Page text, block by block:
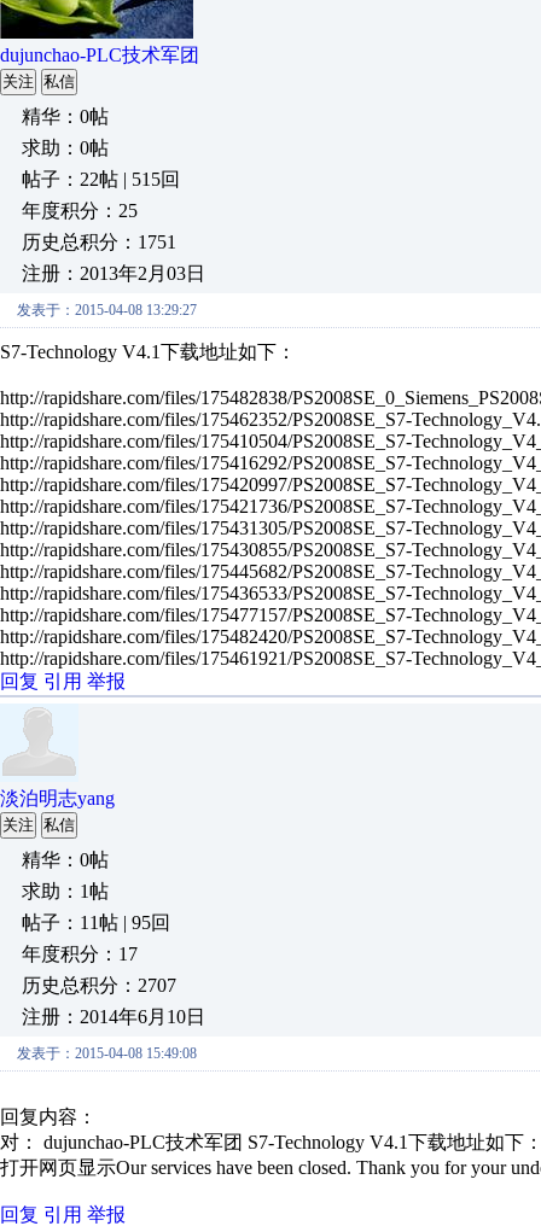
dujunchao-PLC技术军团
关注 私信
精华：0帖
求助：0帖
帖子：22帖 | 515回
年度积分：25
历史总积分：1751
注册：2013年2月03日
发表于：2015-04-08 13:29:27
S7-Technology V4.1下载地址如下：
http://rapidshare.com/files/175482838/
http://rapidshare.com/files/175462352/PS2008SE_S7-
http://rapidshare.com/files/175410504/PS2008SE_S7-
http://rapidshare.com/files/175416292/PS2008SE_S7-
http://rapidshare.com/files/175420997/PS2008SE_S7-
http://rapidshare.com/files/175421736/PS2008SE_S7-
http://rapidshare.com/files/175431305/PS2008SE_S7-
http://rapidshare.com/files/175430855/PS2008SE_S7-
http://rapidshare.com/files/175445682/PS2008SE_S7-
http://rapidshare.com/files/175436533/PS2008SE_S7-
http://rapidshare.com/files/175477157/PS2008SE_S7-
http://rapidshare.com/files/175482420/PS2008SE_S7-
http://rapidshare.com/files/175461921/PS2008SE_S7-
回复 引用 举报
淡泊明志yang
关注 私信
精华：0帖
求助：1帖
帖子：11帖 | 95回
年度积分：17
历史总积分：2707
注册：2014年6月10日
发表于：2015-04-08 15:49:08
回复内容：
对： dujunchao-PLC技术军团 S7-Technology V4.1下载地址如下
打开网页显示Our services have been closed. Thank you for your
回复 引用 举报